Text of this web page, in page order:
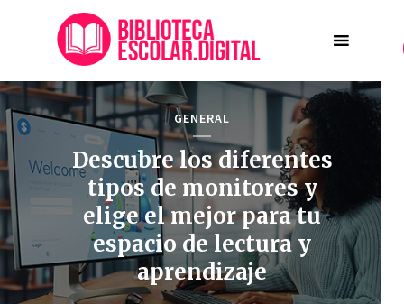
GENERAL
Descubre los diferentes
tipos de monitores y
elige el mejor para tu
espacio de lectura y
aprendizaje